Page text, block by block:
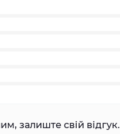
залиште свій відгук.